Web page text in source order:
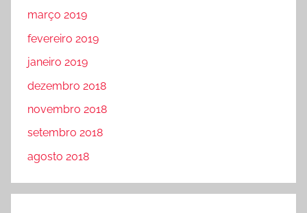
março 2019
fevereiro 2019
janeiro 2019
dezembro 2018
novembro 2018
setembro 2018
agosto 2018